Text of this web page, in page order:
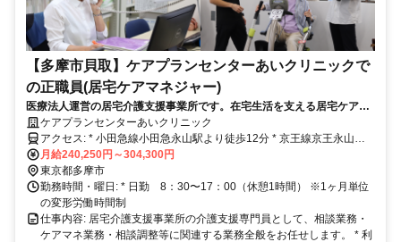
【多摩市貝取】ケアプランセンターあいクリニックで
の正職員(居宅ケアマネジャー)
医療法人運営の居宅介護支援事業所です。在宅生活を支える居宅ケアマ
ネの募集です！
ケアプランセンターあいクリニック
アクセス: * 小田急線小田急永山駅より徒歩12分 * 京王線京王永山駅
より徒歩12分 * 乞田五差路バス停より徒歩1分 * あいクリニックバス
停より徒歩1分 * マイカー通勤可（専用駐車場あり） * バイク・自転
車通勤可（駐輪場あり）
月給240,250円～304,300円
東京都多摩市
勤務時間・曜日: * 日勤 8：30〜17：00（休憩1時間） ※1ヶ月単位
の変形労働時間制
仕事内容: 居宅介護支援事業所の介護支援専門員として、相談業務・
ケアマネ業務・相談調整等に関連する業務全般をお任せします。 * 利